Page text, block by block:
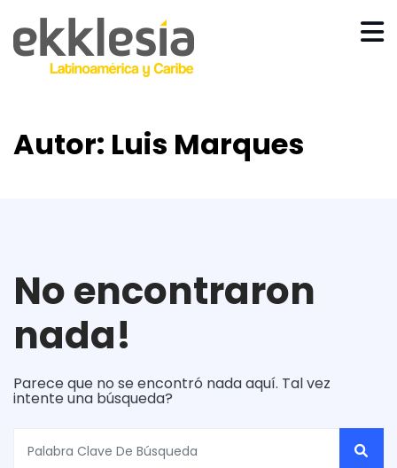
Autor: Luis Marques
No encontraron
nada!
Parece que no se encontró nada aquí. Tal vez
intente una búsqueda?